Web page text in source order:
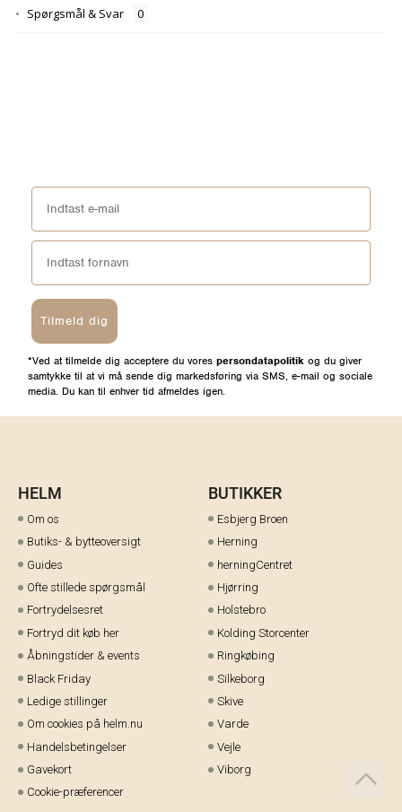
Spørgsmål & Svar
Tilmeld dig
*Ved at tilmelde dig acceptere du vores persondatapolitik og du giver
samtykke til at vi må sende dig markedsføring via SMS, e-mail og sociale
media. Du kan til enhver tid afmeldes igen.
HELM
Om os
Butiks- & bytteoversigt
Guides
Ofte stillede spørgsmål
Fortrydelsesret
Fortryd dit køb her
Åbningstider & events
Black Friday
Ledige stillinger
Om cookies på helm.nu
Handelsbetingelser
Gavekort
Cookie-præferencer
BUTIKKER
Esbjerg Broen
Herning
herningCentret
Hjørring
Holstebro
Kolding Storcenter
Ringkøbing
Silkeborg
Skive
Varde
Vejle
Viborg